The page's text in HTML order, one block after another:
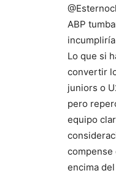
ABP
Lo que si
convertir
juniors o
pero
equipo
compense
encima